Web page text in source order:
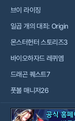
브이 라이징
일곱 개의 대죄: Origin
몬스터헌터 스토리즈3
바이오하자드 레퀴엠
드래곤 퀘스트7
풋볼 매니저26